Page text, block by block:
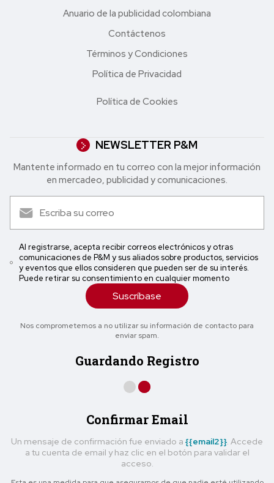
Anuario de la publicidad colombiana
Contáctenos
Términos y Condiciones
Política de Privacidad
Política de Cookies
NEWSLETTER P&M
Mantente informado en tu correo con la mejor in formación
en mercadeo, publicidad y comunicaciones.
Al registrarse, acepta recibir correos electrónicos y otras
comunicaciones de P&M y sus aliados sobre productos, servicios
y eventos que ellos consideren que pueden ser de su interés.
Puede retirar su consentimiento en cualquier momento
Suscríbase
Nos comprometemos a no utilizar su información de contacto para
enviar spam.
Guardando Registro
Confirmar Email
Un mensaje de confirmación fue enviado a {{email2}} . Accede
a tu cuenta de email y haz clic en el botón para validar el
acceso.